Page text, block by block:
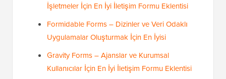
İşletmeler İçin En İyi İletişim Formu Eklentisi
Formidable Forms – Dizinler ve Veri Odaklı
Uygulamalar Oluşturmak İçin En İyisi
Gravity Forms – Ajanslar ve Kurumsal
Kullanıcılar İçin En İyi İletişim Formu Eklentisi